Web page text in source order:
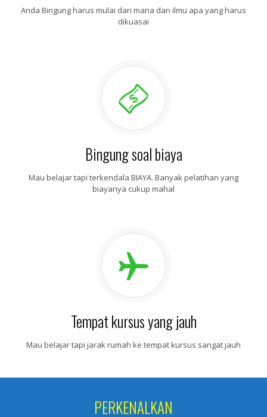
Anda Bingung harus mulai dari mana dan ilmu apa yang harus
dikuasai
Bingung soal biaya
Mau belajar tapi terkendala BIAYA. Banyak pelatihan yang
biayanya cukup mahal
Tempat kursus yang jauh
Mau belajar tapi jarak rumah ke tempat kursus sangat jauh
PERKENALKAN